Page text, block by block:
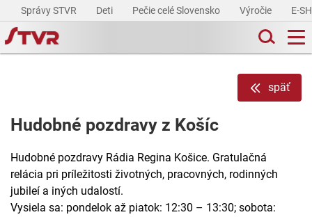
Správy STVR Deti Pečie celé Slovensko Výročie E-
späť
Hudobné pozdravy z Košíc
Hudobné pozdravy Rádia Regina Košice. Gratulačná
relácia pri príležitosti životných, pracovných, rodinných
jubileí a iných udalostí.
Vysiela sa: pondelok až piatok: 12:30 – 13:30; sobota: